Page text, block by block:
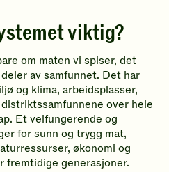
viktig?
om maten vi spiser, det
av samfunnet. Det har
og klima, arbeidsplasser,
over hele
Et velfungerende og
for sunn og trygg mat,
økonomi og
fremtidige generasjoner.